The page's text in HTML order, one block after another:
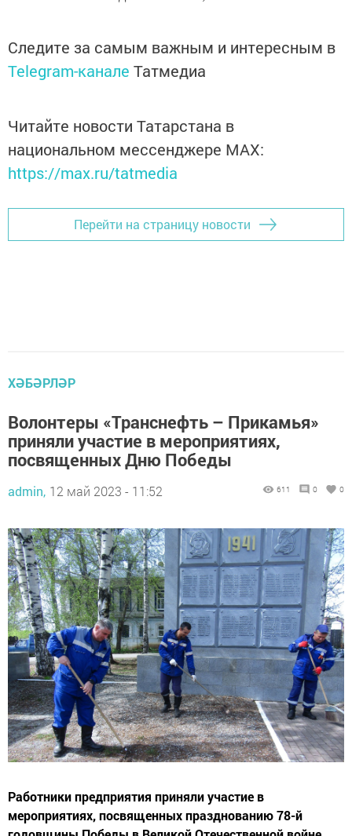
Следите за самым важным и интересным в
Telegram-канале Татмедиа
Читайте новости Татарстана в
национальном мессенджере MАХ:
https://max.ru/tatmedia
Перейти на страницу новости
ХӘБӘРЛӘР
Волонтеры «Транснефть – Прикамья»
приняли участие в мероприятиях,
посвященных Дню Победы
admin, 12 май 2023 - 11:52 611 0 0
Работники предприятия приняли участие в
мероприятиях, посвященных празднованию 78-й